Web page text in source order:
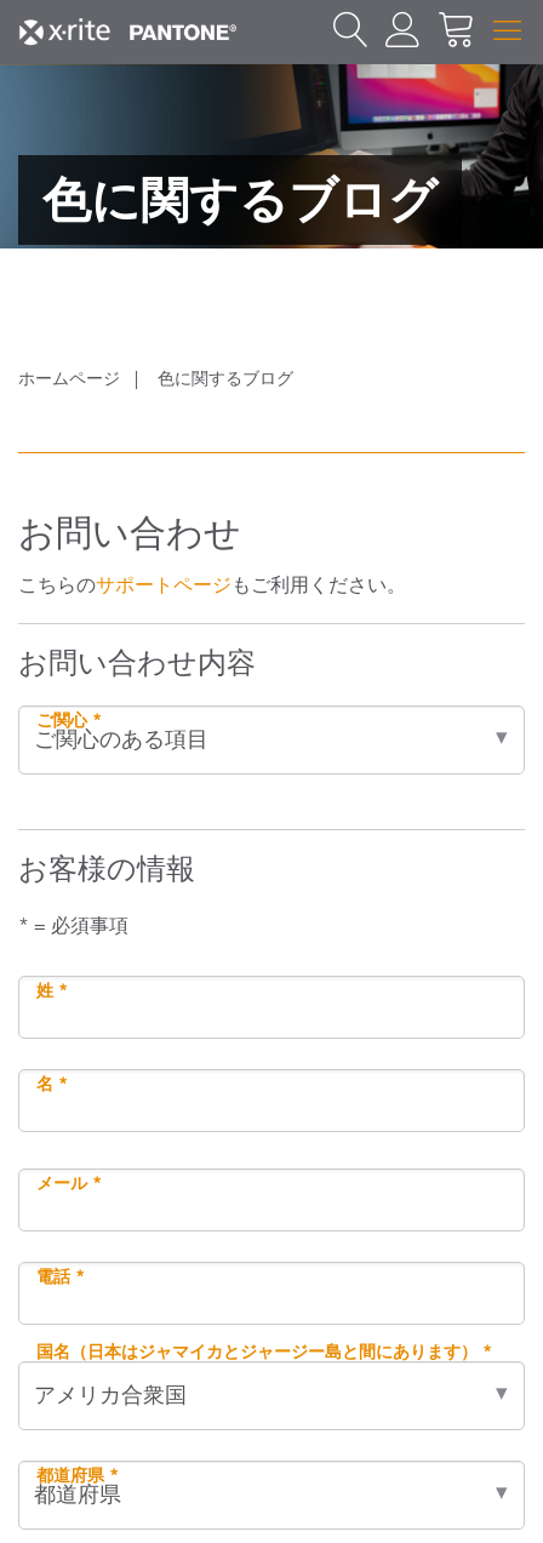
色に関するブログ
ホームページ 色に関するブログ
お問い合わせ
こちらのサポートページ もご利用ください。
お問い合わせ内容
ご関心 *
お客様の情報
* = 必須事項
姓 *
名 *
メール *
電話 *
国名（日本はジャマイカとジャージー島と間にあります） *
都道府県 *